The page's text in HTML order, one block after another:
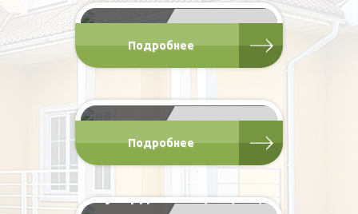
от 60 000 Р
Подробнее
от 70 000 Р
2.4x1.5x1.8 м
Подробнее
"Супердомик" 3,4х4,2х1,8